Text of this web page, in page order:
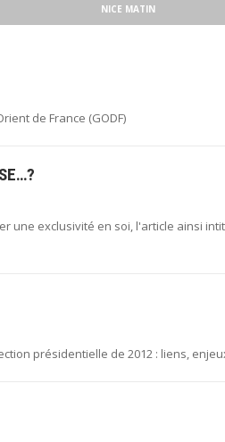
NICE MATIN
de France (GODF)
une exclusivité en soi, l'article ainsi
présidentielle de 2012 : liens,